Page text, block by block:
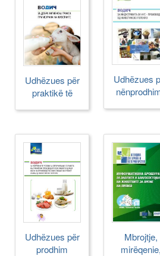
Udhëzues për
praktikë të
Udhëzues
Udhëzues për
prodhim
Mbrojtje,
mirëqenie,